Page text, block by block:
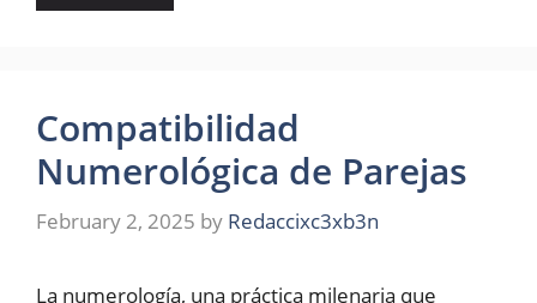
Compatibilidad
Numerológica de Parejas
February 2, 2025 by Redaccixc3xb3n
La numerología, una práctica milenaria que